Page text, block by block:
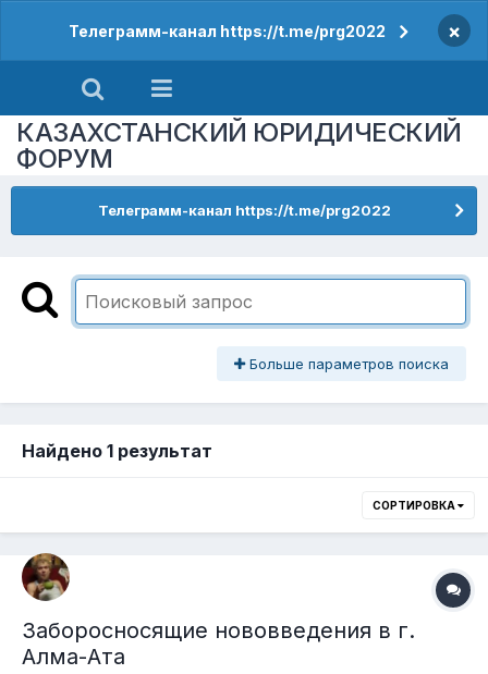
Телеграмм-канал https://t.me/prg2022 ×
КАЗАХСТАНСКИЙ ЮРИДИЧЕСКИЙ
ФОРУМ
Телеграмм-канал https://t.me/prg2022
Больше параметров поиска
Найдено 1 результат
СОРТИРОВКА
Заборосносящие нововведения в г.
Алма-Ата